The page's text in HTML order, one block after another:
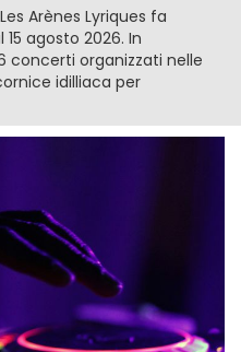
Arènes Lyriques fa
agosto 2026. In
concerti organizzati nelle
idilliaca per